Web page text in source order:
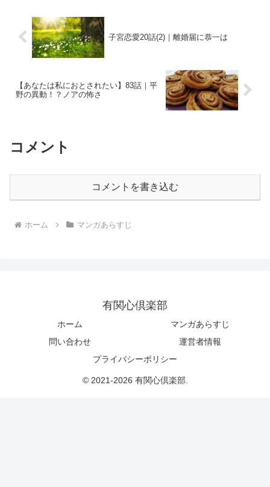
子宮恋愛20話(2)｜離婚届に恭一は
【あなたは私におとされたい】83話｜平
野の異動！？ノアの怖さ
コメント
コメントを書き込む
ホーム マンガあらすじ
有関心倶楽部
ホーム
マンガあらすじ
問い合わせ
運営者情報
プライバシーポリシー
© 2021-2026 有関心倶楽部.